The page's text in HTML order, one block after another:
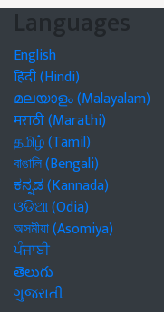
Languages
English
हिंदी (Hindi)
മലയാളം (Malayalam)
मराठी (Marathi)
தமிழ் (Tamil)
বাঙালি (Bengali)
ಕನ್ನಡ (Kannada)
ଓଡିଆ (Odia)
অসমীয়া (Asomiya)
ਪੰਜਾਬੀ
తెలుగు
ગુજરાતી